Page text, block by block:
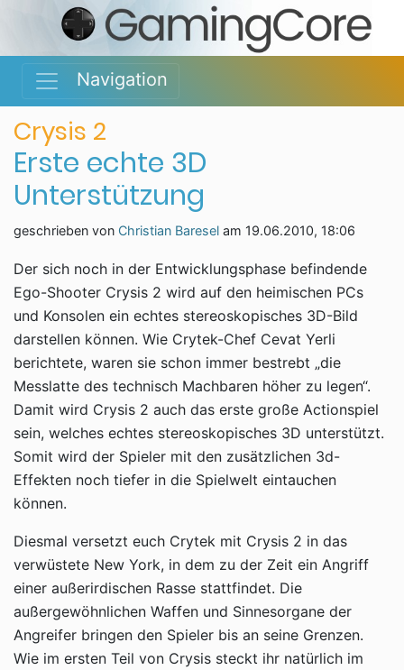
Navigation
Crysis 2
Erste echte 3D
Unterstützung
geschrieben von Christian Baresel am 19.06.2010, 18:06
Der sich noch in der Entwicklungsphase befindende
Ego-Shooter Crysis 2 wird auf den heimischen PCs
und Konsolen ein echtes stereoskopisches 3D-Bild
darstellen können. Wie Crytek-Chef Cevat Yerli
berichtete, waren sie schon immer bestrebt „die
Messlatte des technisch Machbaren höher zu legen“.
Damit wird Crysis 2 auch das erste große Actionspiel
sein, welches echtes stereoskopisches 3D unterstützt.
Somit wird der Spieler mit den zusätzlichen 3d-
Effekten noch tiefer in die Spielwelt eintauchen
können.
Diesmal versetzt euch Crytek mit Crysis 2 in das
verwüstete New York, in dem zu der Zeit ein Angriff
einer außerirdischen Rasse stattfindet. Die
außergewöhnlichen Waffen und Sinnesorgane der
Angreifer bringen den Spieler bis an seine Grenzen.
Wie im ersten Teil von Crysis steckt ihr natürlich im